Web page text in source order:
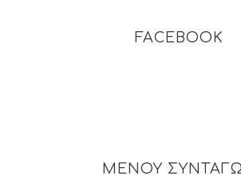
FACEBOOK
ΜΕΝΟΥ